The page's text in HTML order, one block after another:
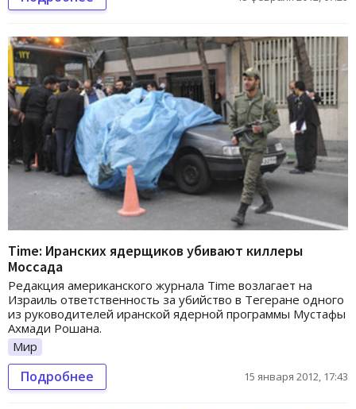
Time: Иранских ядерщиков убивают киллеры
Моссада
Редакция американского журнала Time возлагает на
Израиль ответственность за убийство в Тегеране одного
из руководителей иранской ядерной программы Мустафы
Ахмади Рошана.
Мир
Подробнее 15 января 2012, 17:43